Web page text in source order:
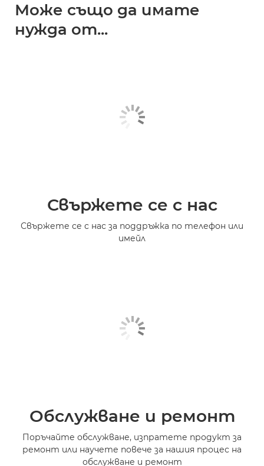
Може също да имате
нужда от...
Свържете се с нас
Свържете се с нас за поддръжка по телефон или
имейл
Обслужване и ремонт
Поръчайте обслужване, изпратете продукт за
ремонт или научете повече за нашия процес на
обслужване и ремонт